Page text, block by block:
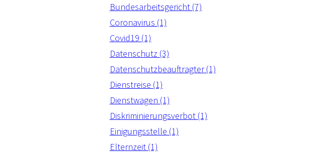
Bundesarbeitsgericht (7)
Coronavirus (1)
Covid19 (1)
Datenschutz (3)
Datenschutzbeauftragter (1)
Dienstreise (1)
Dienstwagen (1)
Diskriminierungsverbot (1)
Einigungsstelle (1)
Elternzeit (1)